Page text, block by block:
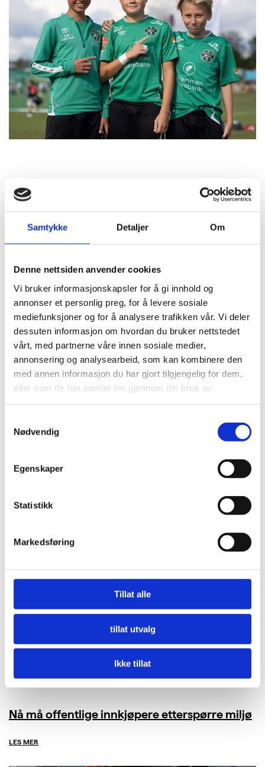
Samtykke Detaljer Om
Denne nettsiden anvender cookies
Vi bruker informasjonskapsler for å gi innhold og
annonser et personlig preg, for å levere sosiale
mediefunksjoner og for å analysere trafikken vår. Vi deler
dessuten informasjon om hvordan du bruker nettstedet
vårt, med partnerne våre innen sosiale medier,
annonsering og analysearbeid, som kan kombinere den
med annen informasjon du har gjort tilgjengelig for dem,
eller som de har samlet inn gjennom din bruk av
Nødvendig
Egenskaper
Statistikk
Markedsføring
Tillat alle
tillat utvalg
Ikke tillat
Norway Cup satt bærekraftsarbeidet i system:
Kuttet 40 tonn CO₂ i bespisningen
LES MER
Nå må offentlige innkjøpere etterspørre miljø
LES MER